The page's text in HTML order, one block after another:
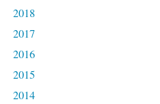
2018
2017
2016
2015
2014